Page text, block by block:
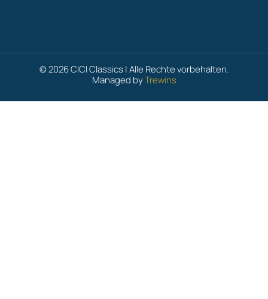
© 2026 CICI Classics | Alle Rechte vorbehalten.
Managed byTrewins